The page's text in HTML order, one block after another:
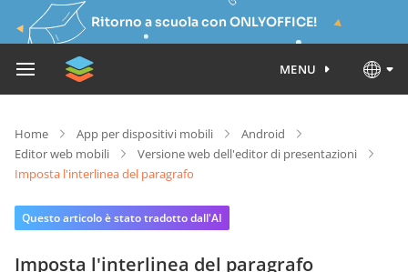
Ritorno a scuola con ONLYOFFICE!
MENU
Home App per dispositivi mobili
Android
Editor web mobili
Versione web dell'editor di presentazioni
Imposta l'interlinea del paragrafo
Questo articolo è stato tradotto dall'AI
Imposta l'interlinea del paragrafo